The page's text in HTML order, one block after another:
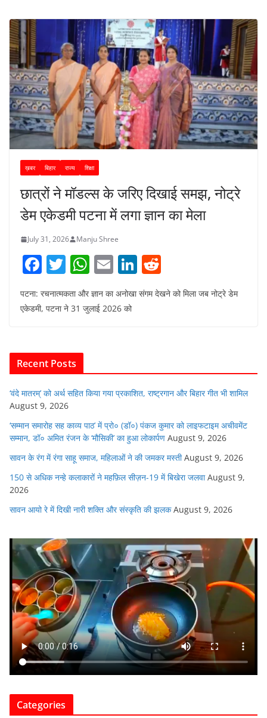
ख़बर बिहार राज्य शिक्षा
छात्रों ने मॉडल्स के जरिए दिखाई समझ, नोट्रे
डेम एकेडमी पटना में लगा ज्ञान का मेला
July 31, 2026 Manju Shree
F
c
o
o
k
T
itt
W
at
p
E
m
ai
Li
n
k
e
d
पटना: रचनात्मकता और ज्ञान का अनोखा संगम देखने को मिला जब नोट्रे डेम
एकेडमी, पटना ने 31 जुलाई 2026 को
Recent Posts
‘वंदे मातरम्’ को अर्थ सहित किया गया प्रकाशित, राष्ट्रगान और बिहार गीत भी शामिल
August 9, 2026
‘सम्मान समारोह सह काव्य पाठ’ में प्रो० (डॉ०) पंकज कुमार को लाइफटाइम अचीवमेंट
सम्मान, डॉ० अमित रंजन के ‘मौसिकी’ का हुआ लोकार्पण August 9, 2026
सावन के रंग में रंगा साहू समाज, महिलाओं ने की जमकर मस्ती August 9, 2026
150 से अधिक नन्हे कलाकारों ने महफ़िल सीज़न-19 में बिखेरा जलवा August 9,
2026
सावन आयो रे में दिखी नारी शक्ति और संस्कृति की झलक August 9, 2026
Categories